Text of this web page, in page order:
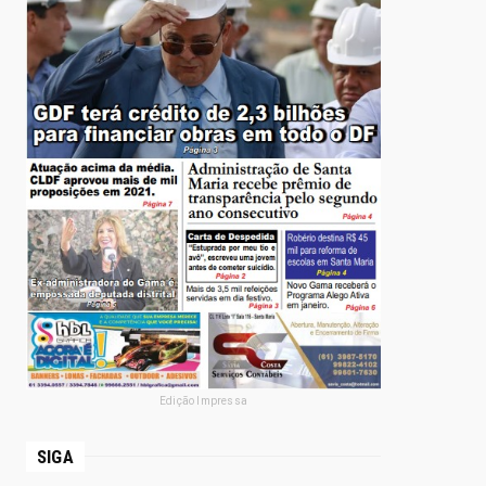
Edição Impressa
SIGA